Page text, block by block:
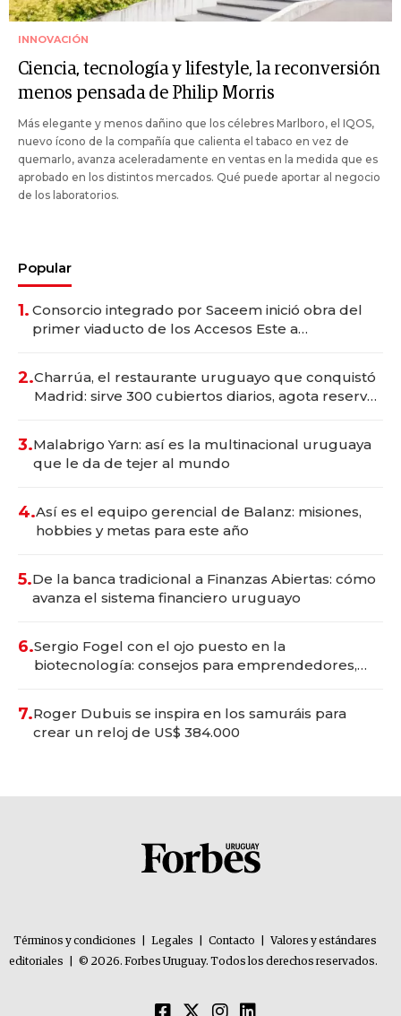
INNOVACIÓN
Ciencia, tecnología y lifestyle, la reconversión
menos pensada de Philip Morris
Más elegante y menos dañino que los célebres Marlboro, el IQOS,
nuevo ícono de la compañía que calienta el tabaco en vez de
quemarlo, avanza aceleradamente en ventas en la medida que es
aprobado en los distintos mercados. Qué puede aportar al negocio
de los laboratorios.
Popular
1. Consorcio integrado por Saceem inició obra del
primer viaducto de los Accesos Este a
2.Charrúa, el restaurante uruguayo que conquistó
Madrid: sirve 300 cubiertos diarios, agota reservas
3.Malabrigo Yarn: así es la multinacional uruguaya
que le da de tejer al mundo
4.Así es el equipo gerencial de Balanz: misiones,
hobbies y metas para este año
5.De la banca tradicional a Finanzas Abiertas: cómo
avanza el sistema financiero uruguayo
6.Sergio Fogel con el ojo puesto en la
biotecnología: consejos para emprendedores,
7.Roger Dubuis se inspira en los samuráis para
crear un reloj de US$ 384.000
Términos y condiciones Legales Contacto
Valores y estándares
editoriales
© 2026. Forbes Uruguay. Todos los derechos reservados.